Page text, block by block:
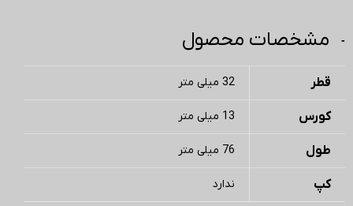
مشخصات محصول
قطر 32 میلی متر
کورس 13 میلی متر
طول 76 میلی متر
کپ ندارد